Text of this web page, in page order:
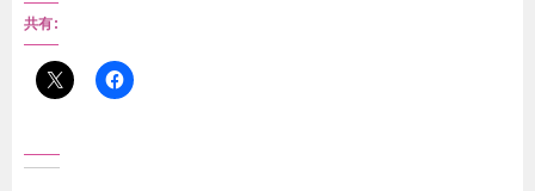
共有: